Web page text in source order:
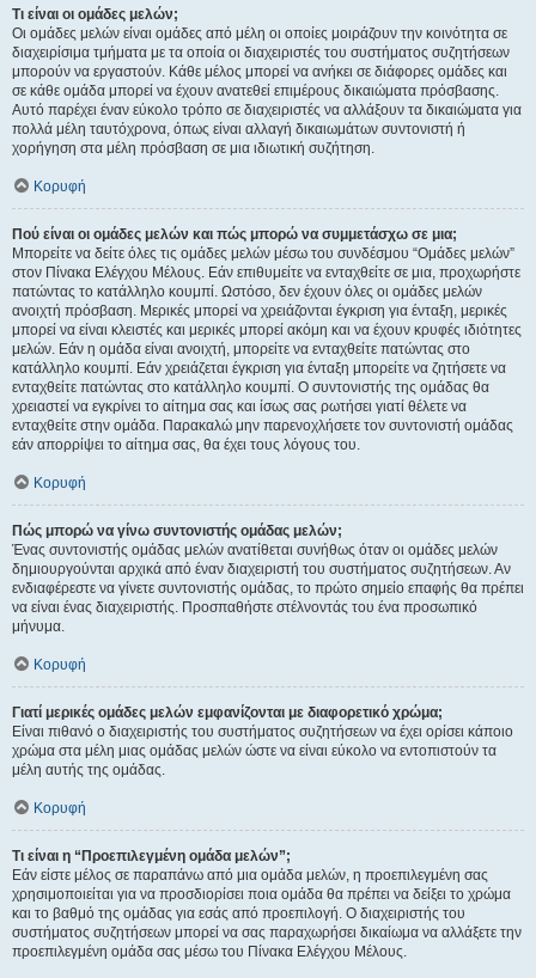
Τι είναι οι ομάδες μελών;
Οι ομάδες μελών είναι ομάδες από μέλη οι οποίες μοιράζουν την κοινότητα σε
διαχειρίσιμα τμήματα με τα οποία οι διαχειριστές του συστήματος συζητήσεων
μπορούν να εργαστούν. Κάθε μέλος μπορεί να ανήκει σε διάφορες ομάδες και
σε κάθε ομάδα μπορεί να έχουν ανατεθεί επιμέρους δικαιώματα πρόσβασης.
Αυτό παρέχει έναν εύκολο τρόπο σε διαχειριστές να αλλάξουν τα δικαιώματα για
πολλά μέλη ταυτόχρονα, όπως είναι αλλαγή δικαιωμάτων συντονιστή ή
χορήγηση στα μέλη πρόσβαση σε μια ιδιωτική συζήτηση.
Κορυφή
Πού είναι οι ομάδες μελών και πώς μπορώ να συμμετάσχω σε μια;
Μπορείτε να δείτε όλες τις ομάδες μελών μέσω του συνδέσμου “Ομάδες μελών”
στον Πίνακα Ελέγχου Μέλους. Εάν επιθυμείτε να ενταχθείτε σε μια, προχωρήστε
πατώντας το κατάλληλο κουμπί. Ωστόσο, δεν έχουν όλες οι ομάδες μελών
ανοιχτή πρόσβαση. Μερικές μπορεί να χρειάζονται έγκριση για ένταξη, μερικές
μπορεί να είναι κλειστές και μερικές μπορεί ακόμη και να έχουν κρυφές ιδιότητες
μελών. Εάν η ομάδα είναι ανοιχτή, μπορείτε να ενταχθείτε πατώντας στο
κατάλληλο κουμπί. Εάν χρειάζεται έγκριση για ένταξη μπορείτε να ζητήσετε να
ενταχθείτε πατώντας στο κατάλληλο κουμπί. Ο συντονιστής της ομάδας θα
χρειαστεί να εγκρίνει το αίτημα σας και ίσως σας ρωτήσει γιατί θέλετε να
ενταχθείτε στην ομάδα. Παρακαλώ μην παρενοχλήσετε τον συντονιστή ομάδας
εάν απορρίψει το αίτημα σας, θα έχει τους λόγους του.
Κορυφή
Πώς μπορώ να γίνω συντονιστής ομάδας μελών;
Ένας συντονιστής ομάδας μελών ανατίθεται συνήθως όταν οι ομάδες μελών
δημιουργούνται αρχικά από έναν διαχειριστή του συστήματος συζητήσεων. Αν
ενδιαφέρεστε να γίνετε συντονιστής ομάδας, το πρώτο σημείο επαφής θα πρέπει
να είναι ένας διαχειριστής. Προσπαθήστε στέλνοντάς του ένα προσωπικό
μήνυμα.
Κορυφή
Γιατί μερικές ομάδες μελών εμφανίζονται με διαφορετικό χρώμα;
Είναι πιθανό ο διαχειριστής του συστήματος συζητήσεων να έχει ορίσει κάποιο
χρώμα στα μέλη μιας ομάδας μελών ώστε να είναι εύκολο να εντοπιστούν τα
μέλη αυτής της ομάδας.
Κορυφή
Τι είναι η “Προεπιλεγμένη ομάδα μελών”;
Εάν είστε μέλος σε παραπάνω από μια ομάδα μελών, η προεπιλεγμένη σας
χρησιμοποιείται για να προσδιορίσει ποια ομάδα θα πρέπει να δείξει το χρώμα
και το βαθμό της ομάδας για εσάς από προεπιλογή. Ο διαχειριστής του
συστήματος συζητήσεων μπορεί να σας παραχωρήσει δικαίωμα να αλλάξετε την
προεπιλεγμένη ομάδα σας μέσω του Πίνακα Ελέγχου Μέλους.